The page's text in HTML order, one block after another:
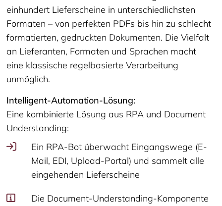
einhundert Lieferscheine in unterschiedlichsten
Formaten – von perfekten PDFs bis hin zu schlecht
formatierten, gedruckten Dokumenten. Die Vielfalt
an Lieferanten, Formaten und Sprachen macht
eine klassische regelbasierte Verarbeitung
unmöglich.
Intelligent-Automation-Lösung:
Eine kombinierte Lösung aus RPA und Document
Understanding:
Ein RPA-Bot überwacht Eingangswege (E-
Mail, EDI, Upload-Portal) und sammelt alle
eingehenden Lieferscheine
Die Document-Understanding-Komponente